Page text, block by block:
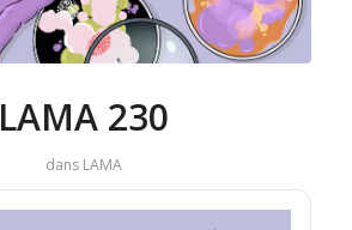
LAMA 230
dans LAMA